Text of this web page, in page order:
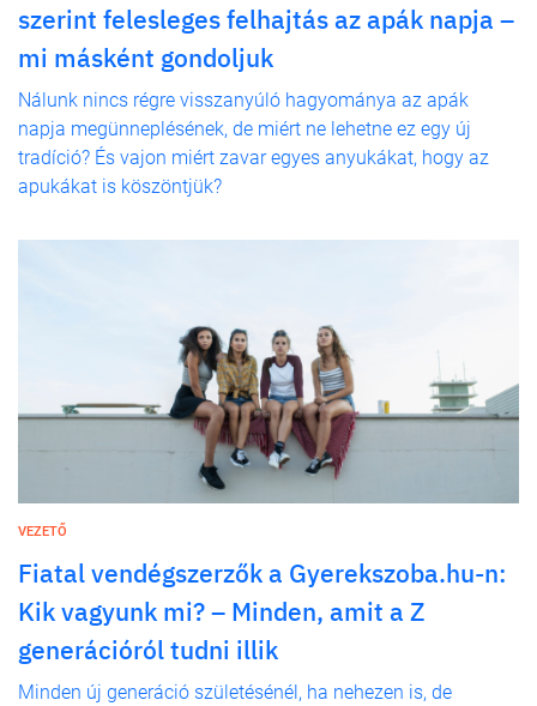
szerint felesleges felhajtás az apák napja –
mi másként gondoljuk
Nálunk nincs régre visszanyúló hagyománya az apák
napja megünneplésének, de miért ne lehetne ez egy új
tradíció? És vajon miért zavar egyes anyukákat, hogy az
apukákat is köszöntjük?
VEZETŐ
Fiatal vendégszerzők a Gyerekszoba.hu-n:
Kik vagyunk mi? – Minden, amit a Z
generációról tudni illik
Minden új generáció születésénél, ha nehezen is, de